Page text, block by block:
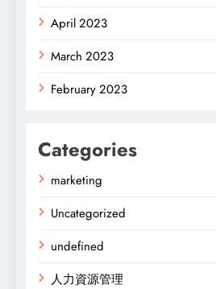
April 2023
March 2023
February 2023
Categories
marketing
Uncategorized
undefined
人力資源管理